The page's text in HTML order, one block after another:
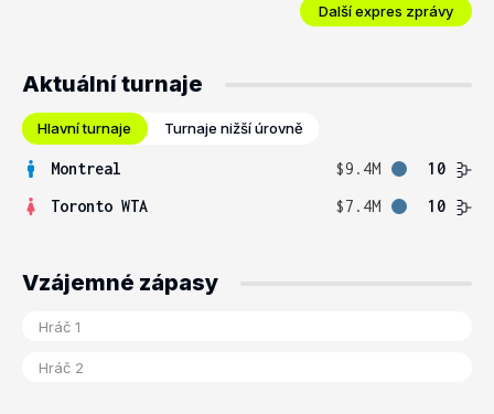
Další expres zprávy
Aktuální turnaje
Hlavní turnaje Turnaje nižší úrovně
Montreal $9.4M
10
Toronto WTA
$7.4M 10
Vzájemné zápasy